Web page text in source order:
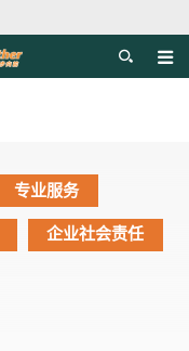
目录
专业服务
企业社会责任